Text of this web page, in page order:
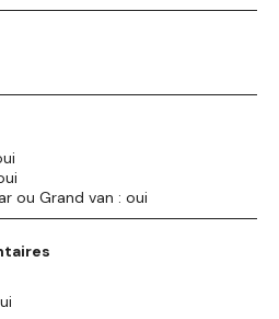
ou Grand van : oui